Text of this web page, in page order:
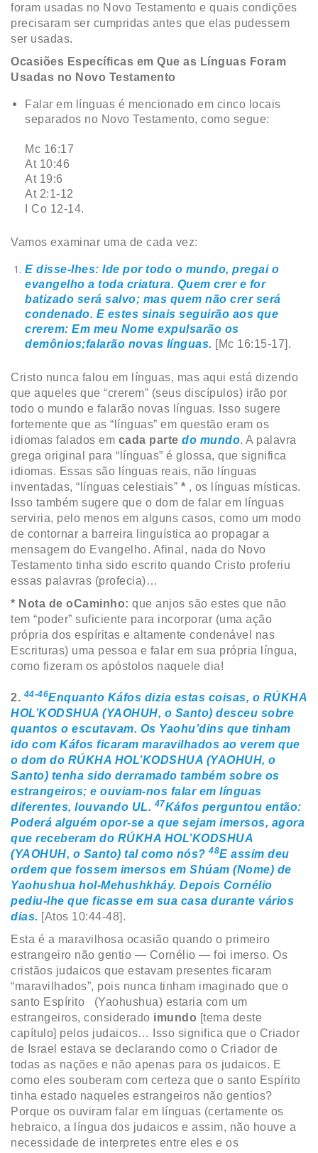
foram usadas no Novo Testamento e quais condições
precisaram ser cumpridas antes que elas pudessem
ser usadas.
Ocasiões Específicas em Que as Línguas Foram
Usadas no Novo Testamento
Falar em línguas é mencionado em cinco locais
separados no Novo Testamento, como segue:
Mc 16:17
At 10:46
At 19:6
At 2:1-12
I Co 12-14.
Vamos examinar uma de cada vez:
E disse-lhes: Ide por todo o mundo, pregai o
evangelho a toda criatura. Quem crer e for
batizado será salvo; mas quem não crer será
condenado. E estes sinais seguirão aos que
crerem: Em meu Nome expulsarão os
demônios;falarão novas línguas. [Mc 16:15-17].
Cristo nunca falou em línguas, mas aqui está dizendo
que aqueles que “crerem” (seus discípulos) irão por
todo o mundo e falarão novas línguas. Isso sugere
fortemente que as “línguas” em questão eram os
idiomas falados em cada parte do mundo. A palavra
grega original para “línguas” é glossa, que significa
idiomas. Essas são línguas reais, não línguas
inventadas, “línguas celestiais” * , os línguas místicas.
Isso também sugere que o dom de falar em línguas
serviria, pelo menos em alguns casos, como um modo
de contornar a barreira linguística ao propagar a
mensagem do Evangelho. Afinal, nada do Novo
Testamento tinha sido escrito quando Cristo proferiu
essas palavras (profecia)…
* Nota de oCaminho: que anjos são estes que não
tem “poder” suficiente para incorporar (uma ação
própria dos espíritas e altamente condenável nas
Escrituras) uma pessoa e falar em sua própria língua,
como fizeram os apóstolos naquele dia!
2. 44-46Enquanto Káfos dizia estas coisas, o RÚKHA
HOL’KODSHUA (YAOHUH, o Santo) desceu sobre
quantos o escutavam. Os Yaohu’dins que tinham
ido com Káfos ficaram maravilhados ao verem que
o dom do RÚKHA HOL’KODSHUA (YAOHUH, o
Santo) tenha sido derramado também sobre os
estrangeiros; e ouviam-nos falar em línguas
diferentes, louvando UL. 47Káfos perguntou então:
Poderá alguém opor-se a que sejam imersos, agora
que receberam do RÚKHA HOL’KODSHUA
(YAOHUH, o Santo) tal como nós? 48E assim deu
ordem que fossem imersos em Shúam (Nome) de
Yaohushua hol-Mehushkháy. Depois Cornélio
pediu-lhe que ficasse em sua casa durante vários
dias. [Atos 10:44-48].
Esta é a maravilhosa ocasião quando o primeiro
estrangeiro não gentio — Cornélio — foi imerso. Os
cristãos judaicos que estavam presentes ficaram
“maravilhados”, pois nunca tinham imaginado que o
santo Espírito (Yaohushua) estaria com um
estrangeiros, considerado imundo [tema deste
capítulo] pelos judaicos… Isso significa que o Criador
de Israel estava se declarando como o Criador de
todas as nações e não apenas para os judaicos. E
como eles souberam com certeza que o santo Espírito
tinha estado naqueles estrangeiros não gentios?
Porque os ouviram falar em línguas (certamente os
hebraico, a língua dos judaicos e assim, não houve a
necessidade de interpretes entre eles e os